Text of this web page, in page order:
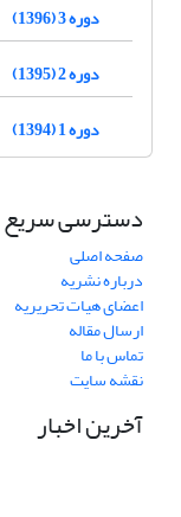
دوره 3 (1396)
دوره 2 (1395)
دوره 1 (1394)
دسترسی سریع
صفحه اصلی
درباره نشریه
اعضای هیات تحریریه
ارسال مقاله
تماس با ما
نقشه سایت
آخرین اخبار